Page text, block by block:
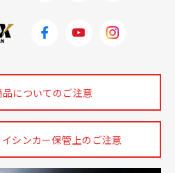
についてのご注意
シンカー保管上のご注意